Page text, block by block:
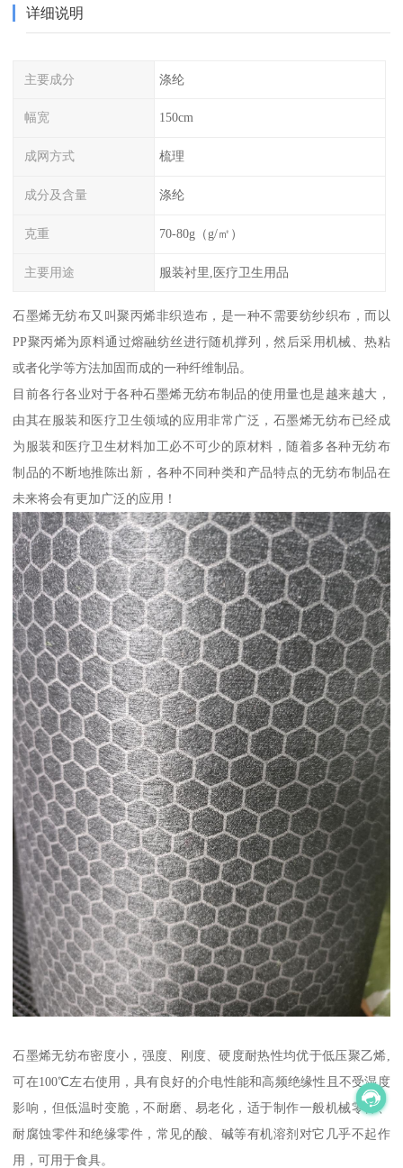
详细说明
主要成分 涤纶
幅宽 150cm
成网方式 梳理
成分及含量 涤纶
克重 70-80g（g/㎡）
主要用途 服装衬里,医疗卫生用品
石墨烯无纺布又叫聚丙烯非织造布，是一种不需要纺纱织布，而以
PP聚丙烯为原料通过熔融纺丝进行随机撑列，然后采用机械、热粘
或者化学等方法加固而成的一种纤维制品。
目前各行各业对于各种石墨烯无纺布制品的使用量也是越来越大，
由其在服装和医疗卫生领域的应用非常广泛，石墨烯无纺布已经成
为服装和医疗卫生材料加工必不可少的原材料，随着多各种无纺布
制品的不断地推陈出新，各种不同种类和产品特点的无纺布制品在
未来将会有更加广泛的应用！
石墨烯无纺布密度小，强度、刚度、硬度耐热性均优于低压聚乙烯,
可在100℃左右使用，具有良好的介电性能和高频绝缘性且不受湿度
影响，但低温时变脆，不耐磨、易老化，适于制作一般机械零件、
耐腐蚀零件和绝缘零件，常见的酸、碱等有机溶剂对它几乎不起作
用，可用于食具。